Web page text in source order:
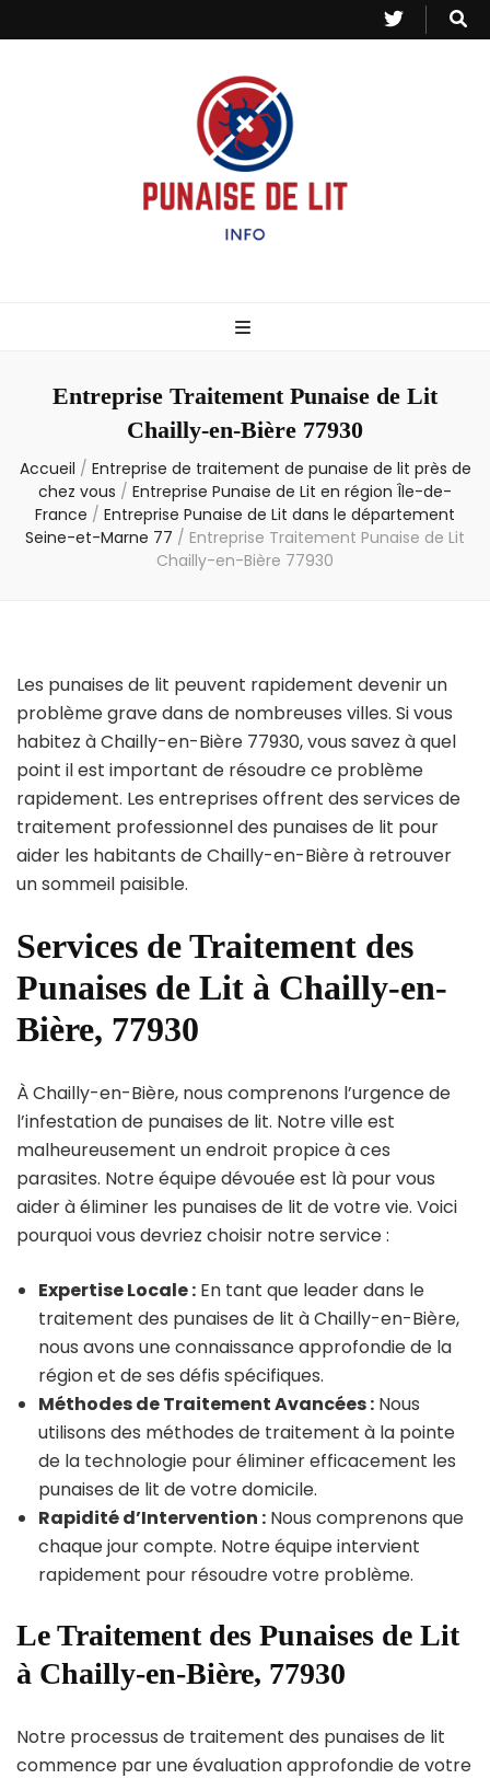
– Info
Entreprise Traitement Punaise de Lit
Chailly-en-Bière 77930
Accueil / Entreprise de traitement de punaise de lit près de
chez vous / Entreprise Punaise de Lit en région Île-de-
France / Entreprise Punaise de Lit dans le département
Seine-et-Marne 77 / Entreprise Traitement Punaise de Lit
Chailly-en-Bière 77930
Les punaises de lit peuvent rapidement devenir un
problème grave dans de nombreuses villes. Si vous
habitez à Chailly-en-Bière 77930, vous savez à quel
point il est important de résoudre ce problème
rapidement. Les entreprises offrent des services de
traitement professionnel des punaises de lit pour
aider les habitants de Chailly-en-Bière à retrouver
un sommeil paisible.
Services de Traitement des
Punaises de Lit à Chailly-en-
Bière, 77930
À Chailly-en-Bière, nous comprenons l’urgence de
l’infestation de punaises de lit. Notre ville est
malheureusement un endroit propice à ces
parasites. Notre équipe dévouée est là pour vous
aider à éliminer les punaises de lit de votre vie. Voici
pourquoi vous devriez choisir notre service :
Expertise Locale : En tant que leader dans le
traitement des punaises de lit à Chailly-en-Bière,
nous avons une connaissance approfondie de la
région et de ses défis spécifiques.
Méthodes de Traitement Avancées : Nous
utilisons des méthodes de traitement à la pointe
de la technologie pour éliminer efficacement les
punaises de lit de votre domicile.
Rapidité d’Intervention : Nous comprenons que
chaque jour compte. Notre équipe intervient
rapidement pour résoudre votre problème.
Le Traitement des Punaises de Lit
à Chailly-en-Bière, 77930
Notre processus de traitement des punaises de lit
commence par une évaluation approfondie de votre